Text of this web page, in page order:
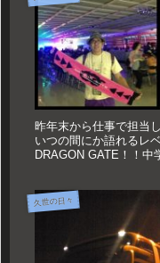
昨年末から仕事で担当
いつの間にか語れるレ
DRAGON GATE！！中
久世の日々